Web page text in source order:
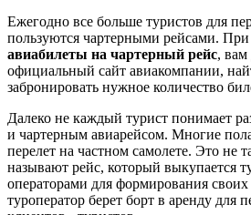
Ежегодно все больше туристов для
пользуются чартерными рейсами.
авиабилеты на чартерный рейс, вам
официальный сайт авиакомпании,
забронировать нужное количество
Далеко не каждый турист понимает
и чартерным авиарейсом. Многие
перелет на частном самолете. Это не
называют рейс, который выкупается
операторами для формирования
туроператор берет борт в аренду для